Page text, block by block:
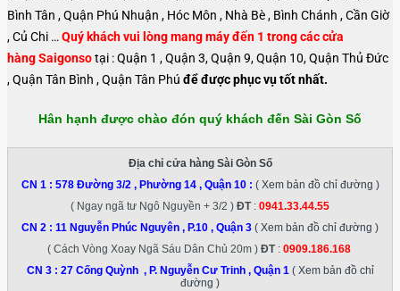
Bình Tân , Quận Phú Nhuận , Hóc Môn , Nhà Bè , Bình Chánh , Cần Giờ
, Củ Chi … Quý khách vui lòng mang máy đến 1 trong các cửa
hàng Saigonsotại : Quận 1 , Quận 3, Quận 9, Quận 10, Quận Thủ Đức
, Quận Tân Bình , Quận Tân Phú để được phục vụ tốt nhất.
Hân hạnh được chào đón quý khách đến Sài Gòn Số
Địa chỉ cửa hàng Sài Gòn Số
CN 1 : 578 Đường 3/2 , Phường 14 , Quận 10: ( Xem bản đồ chỉ đường )
( Ngay ngã tư Ngô Nguyền + 3/2 ) ĐT: 0941.33.44.55
CN 2 : 11 Nguyễn Phúc Nguyên , P.10 , Quận 3 ( Xem bản đồ chỉ đường )
( Cách Vòng Xoay Ngã Sáu Dân Chủ 20m ) ĐT: 0909.186.168
CN 3 : 27 Cống Quỳnh , P. Nguyễn Cư Trinh , Quận 1 ( Xem bản đồ chỉ
đường )